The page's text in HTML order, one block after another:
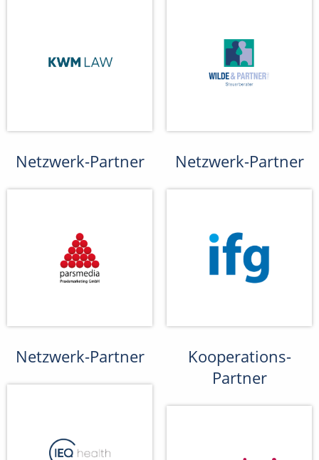
Netzwerk-Partner Netzwerk-Partner
Netzwerk-Partner
Kooperations-
Partner